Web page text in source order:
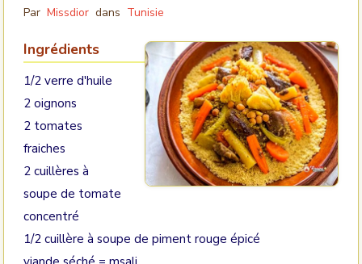
Par Missdior dans Tunisie
Ingrédients
1/2 verre d'huile
2 oignons
2 tomates
fraiches
2 cuillères à
soupe de tomate
concentré
1/2 cuillère à soupe de piment rouge épicé